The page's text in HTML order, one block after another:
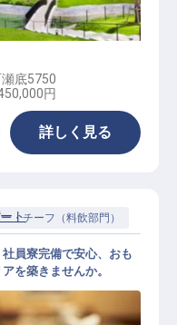
底5750
円
詳しく見る
・チーフ（料飲部門）
ト
員寮完備で安心、おも
を築きませんか。